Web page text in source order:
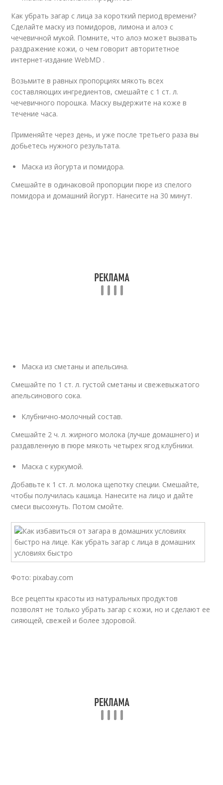
Как убрать загар с лица за короткий период времени?
Сделайте маску из помидоров, лимона и алоэ с
чечевичной мукой. Помните, что алоэ может вызвать
раздражение кожи, о чем говорит авторитетное
интернет-издание WebMD .
Возьмите в равных пропорциях мякоть всех
составляющих ингредиентов, смешайте с 1 ст. л.
чечевичного порошка. Маску выдержите на коже в
течение часа.
Применяйте через день, и уже после третьего раза вы
добьетесь нужного результата.
Маска из йогурта и помидора.
Смешайте в одинаковой пропорции пюре из спелого
помидора и домашний йогурт. Нанесите на 30 минут.
Маска из сметаны и апельсина.
Смешайте по 1 ст. л. густой сметаны и свежевыжатого
апельсинового сока.
Клубнично-молочный состав.
Смешайте 2 ч. л. жирного молока (лучше домашнего) и
раздавленную в пюре мякоть четырех ягод клубники.
Маска с куркумой.
Добавьте к 1 ст. л. молока щепотку специи. Смешайте,
чтобы получилась кашица. Нанесите на лицо и дайте
смеси высохнуть. Потом смойте.
Фото: pixabay.com
Все рецепты красоты из натуральных продуктов
позволят не только убрать загар с кожи, но и сделают ее
сияющей, свежей и более здоровой.